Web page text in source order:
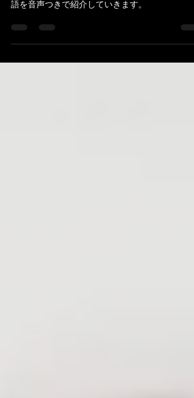
語を音声つきで紹介していきます。